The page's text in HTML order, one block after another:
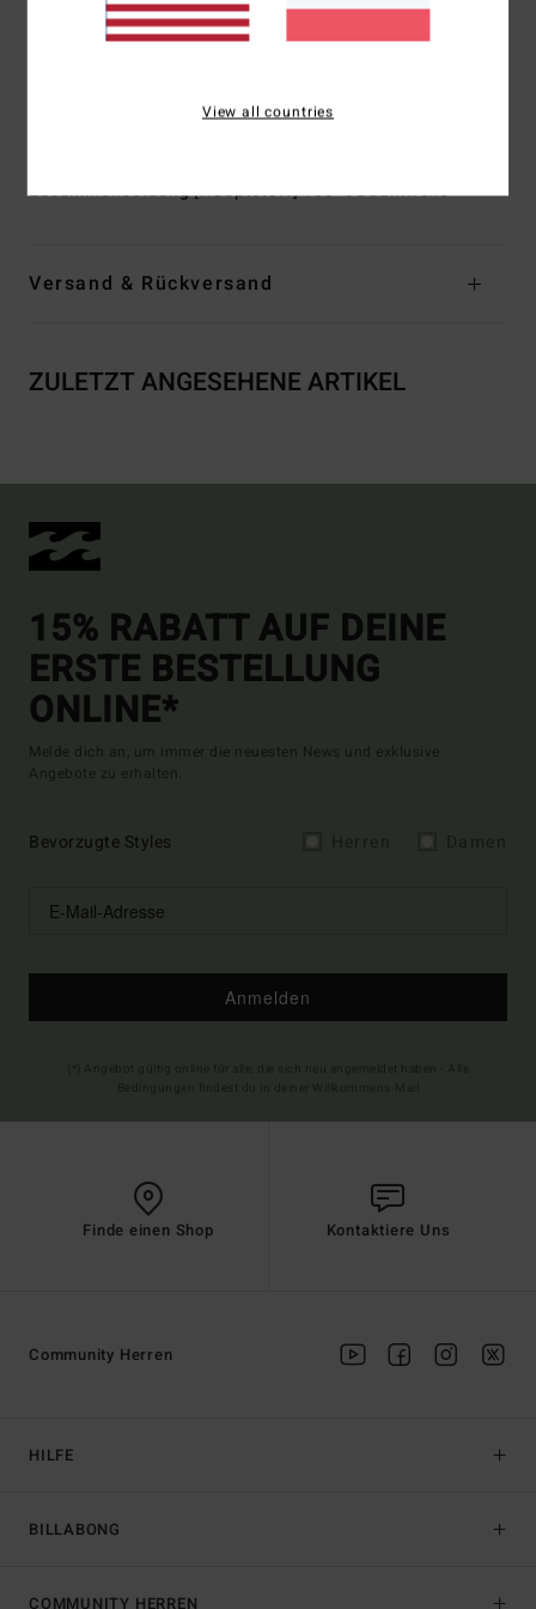
Verschluss:Metallnietenknöpfe
Branding:Gewebtes Label-Branding
Stylische Cargo-Seitentaschen, damit du immer alles
Zusammensetzung[Hauptstoff] 100 % Baumwolle
Versand & Rückversand
ZULETZT ANGESEHENE ARTIKEL
15% RABATT AUF DEINE
ERSTE BESTELLUNG
ONLINE*
Melde dich an, um immer die neuesten News und exklusive
Angebote zu erhalten.
Bevorzugte Styles
Anmelden
Finde einen Shop Kontaktiere Uns
HILFE
BILLABONG
Community Herren
COMMUNITY HERREN
View all countries